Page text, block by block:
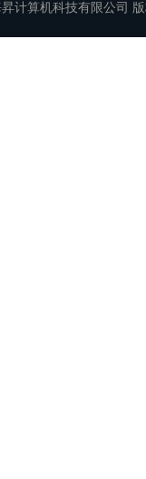
计算机科技有限公司